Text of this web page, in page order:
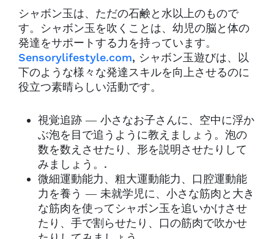
シャボン玉は、ただの石鹸と水以上のもので
す。シャボン玉を吹くことは、幼児の脳と体の
発達をサポートする力を持っています。
Sensorylifestyle.com, シャボン玉遊びは、以
下のような様々な発達スキルを向上させるのに
役立つ素晴らしい活動です。
視覚追跡 ― 小さなお子さんに、空中に浮か
ぶ泡を目で追うように教えましょう。泡の
数を数えさせたり、形を説明させたりして
みましょう。.
微細運動能力、粗大運動能力、口腔運動能
力を養う ― 未就学児に、小さな筋肉と大き
な筋肉を使ってシャボン玉を追いかけさせ
たり、手で割らせたり、口の筋肉で吹かせ